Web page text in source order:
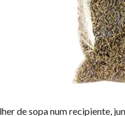
de sopa num recipiente,